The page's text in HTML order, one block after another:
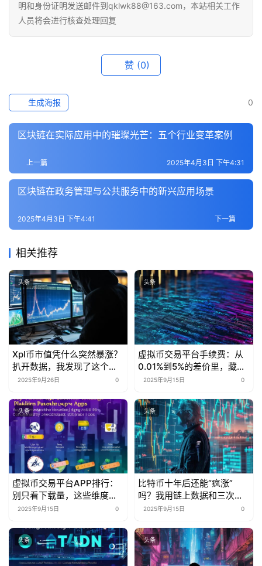
明和身份证明发送邮件到qklwk88@163.com，本站相关工作
人员将会进行核查处理回复
赞 (0)
0
生成海报
区块链在实际应用中的璀璨光芒：五个行业变革案例
上一篇 2025年4月3日 下午4:31
区块链在政务管理与公共服务中的新兴应用场景
下一篇
2025年4月3日 下午4:41
相关推荐
头条
Xpl币市值凭什么突然暴涨？
扒开数据，我发现了这个行
业秘密
2025年9月26日 0
头条
虚拟币交易平台手续费：从
0.01%到5%的差价里，藏着
多少被忽略的省钱密码？
2025年9月15日 0
头条
虚拟币交易平台APP排行：
别只看下载量，这些维度才
是“真·核心指标”
2025年9月15日 0
头条
比特币十年后还能“疯涨”
吗？我用链上数据和三次抄
底经历告诉你
2025年9月15日 0
头条 头条